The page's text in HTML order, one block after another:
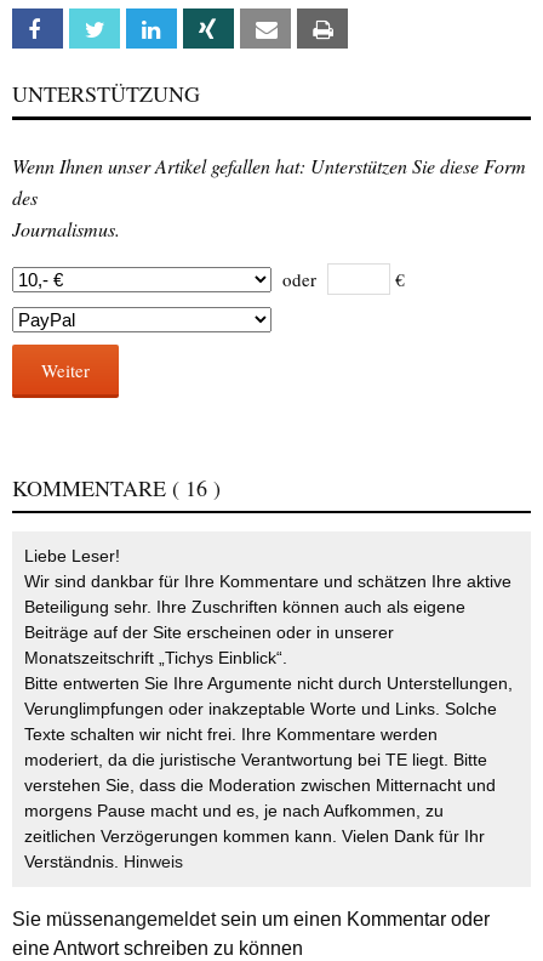
Facebook Twitter Linkedin Xing Email
UNTERSTÜTZUNG
Wenn Ihnen unser Artikel gefallen hat: Unterstützen Sie diese Form
des
Journalismus.
oder €
Weiter
KOMMENTARE ( 16 )
Liebe Leser!
Wir sind dankbar für Ihre Kommentare und schätzen Ihre aktive
Beteiligung sehr. Ihre Zuschriften können auch als eigene
Beiträge auf der Site erscheinen oder in unserer
Monatszeitschrift „Tichys Einblick“.
Bitte entwerten Sie Ihre Argumente nicht durch Unterstellungen,
Verunglimpfungen oder inakzeptable Worte und Links. Solche
Texte schalten wir nicht frei. Ihre Kommentare werden
moderiert, da die juristische Verantwortung bei TE liegt. Bitte
verstehen Sie, dass die Moderation zwischen Mitternacht und
morgens Pause macht und es, je nach Aufkommen, zu
zeitlichen Verzögerungen kommen kann. Vielen Dank für Ihr
Verständnis. Hinweis
Sie müssenangemeldetsein um einen Kommentar oder
eine Antwort schreiben zu können